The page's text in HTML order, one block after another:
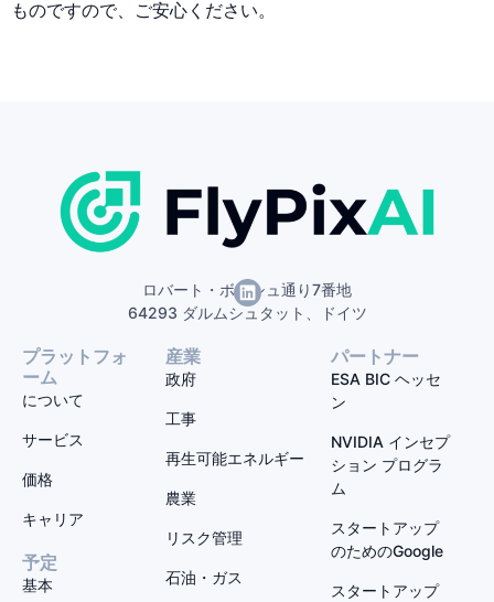
ものですので、ご安心ください。
ロバート・ボッシュ通り7番地
64293 ダルムシュタット、ドイツ
プラットフォ
ーム
について
サービス
価格
キャリア
予定
基本
産業
政府
工事
再生可能エネルギー
農業
リスク管理
石油・ガス
パートナー
ESA BIC ヘッセ
ン
NVIDIA インセプ
ション プログラ
ム
スタートアップ
のためのGoogle
スタートアップ